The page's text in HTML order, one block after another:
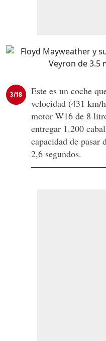
3/18
Este es un coche
velocidad (431 km/
motor W16 de 8
entregar 1.200
capacidad de pasar
2,6 segundos.